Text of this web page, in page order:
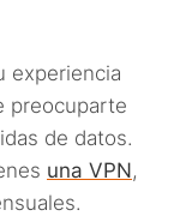
experiencia
preocuparte
de datos.
una VPN,